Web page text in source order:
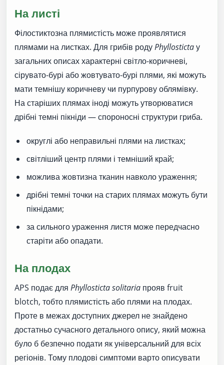
На листі
Філостиктозна плямистість може проявлятися
плямами на листках. Для грибів родуPhyllostictaу
загальних описах характерні світло-коричневі,
сірувато-бурі або жовтувато-бурі плями, які можуть
мати темнішу коричневу чи пурпурову облямівку.
На старіших плямах іноді можуть утворюватися
дрібні темні пікніди — спороносні структури гриба.
округлі або неправильні плями на листках;
світліший центр плями і темніший край;
можлива жовтизна тканин навколо ураження;
дрібні темні точки на старих плямах можуть бути
пікнідами;
за сильного ураження листя може передчасно
старіти або опадати.
На плодах
APS подає для Phyllosticta solitaria прояв fruit
blotch, тобто плямистість або плями на плодах.
Проте в межах доступних джерел не знайдено
достатньо сучасного детального опису, який можна
було б безпечно подати як універсальний для всіх
регіонів. Тому плодові симптоми варто описувати